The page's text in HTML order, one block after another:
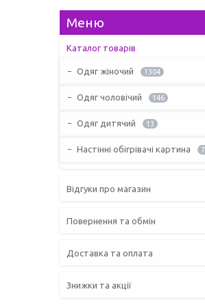
Каталог товарів
Одяг жіночий 1304
Одяг чоловічий 146
Одяг дитячий 13
Настінні обігрівачі картина
Відгуки про магазин
Повернення та обмін
Доставка та оплата
Знижки та акції